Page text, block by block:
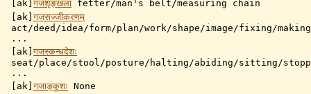
[ak]गजशृङ्खला fetter/man's belt/measuring chain
[ak]गजसज्जीकरणम्
act/deed/idea/form/plan/work/shape/image/fixing/
...
[ak]गजस्कन्धदेशः
seat/place/stool/posture/halting/abiding/sitting/
...
[ak]गजाङ्कुशः None